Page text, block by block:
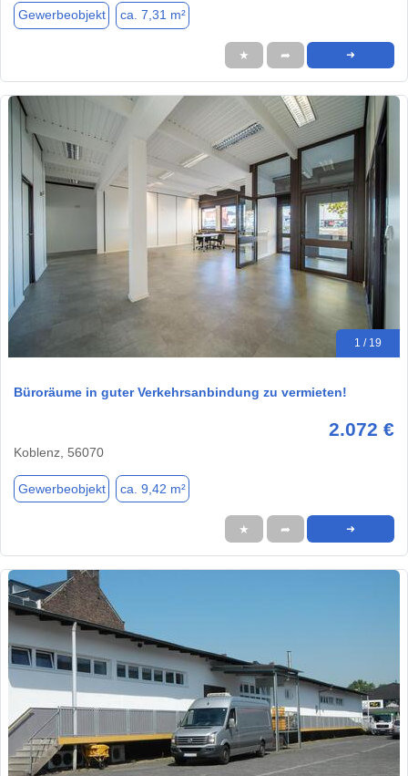
Gewerbeobjekt ca. 7,31 m²
★ ➦ ➜
1 / 19
Büroräume in guter Verkehrsanbindung zu vermieten!
2.072 €
Koblenz, 56070
Gewerbeobjekt ca. 9,42 m²
★ ➦ ➜